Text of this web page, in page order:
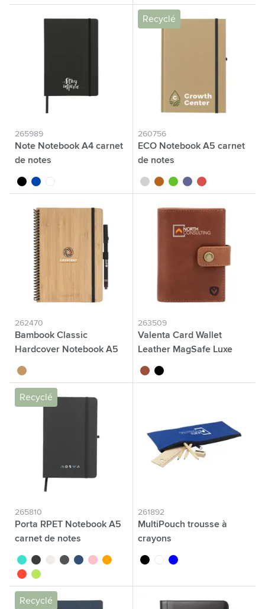
265989
Note Notebook A4 carnet
de notes
noir bleu cobalt
blanc
Recyclé
260756
ECO Notebook A5 carnet
de notes
blancnaturel
vert bleu rouge
262470
Bambook Classic
Hardcover Notebook A5
bambou
263509
Valenta Card Wallet
Leather MagSafe Luxe
brun noir
Recyclé
265810
Porta RPET Notebook A5
carnet de notes
turquoise
noir blancanthracite
bleu rose orange
rougevert pomme
261892
MultiPouch trousse à
crayons
noir blancbleu
Recyclé